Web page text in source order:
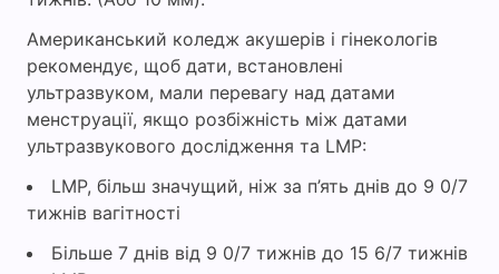
Американський коледж акушерів і гінекологів
рекомендує, щоб дати, встановлені
ультразвуком, мали перевагу над датами
менструації, якщо розбіжність між датами
ультразвукового дослідження та LMP:
LMP, більш значущий, ніж за п’ять днів до 9 0/7
тижнів вагітності
Більше 7 днів від 9 0/7 тижнів до 15 6/7 тижнів